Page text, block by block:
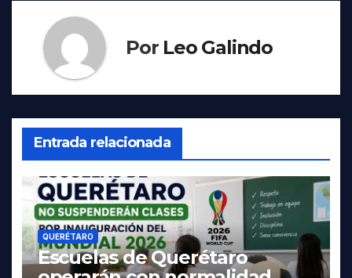
Por Leo Galindo
Entrada relacionada
QUERÉTARO
Escuelas de Querétaro